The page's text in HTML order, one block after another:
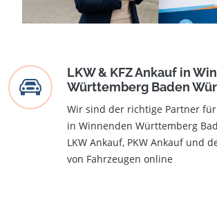
LKW & KFZ Ankauf in
Württemberg Baden
Wir sind der richtige Partner
in Winnenden Württemberg
LKW Ankauf, PKW Ankauf und
von Fahrzeugen online